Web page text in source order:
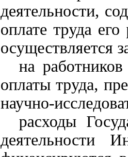
деятельности,
оплате труда
осуществляется
на
оплаты труда,
научно-
расходы
деятельности